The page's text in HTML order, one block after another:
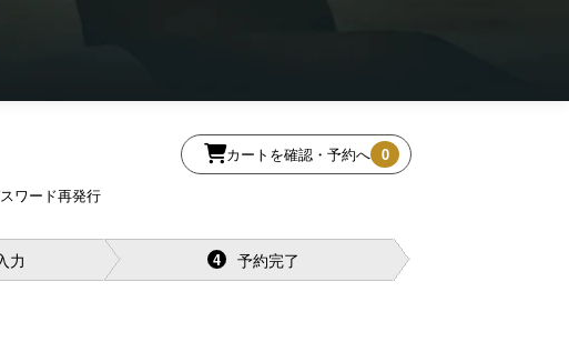
カートを確認・予約へ 0
ワード再発行
力 4 予約完了